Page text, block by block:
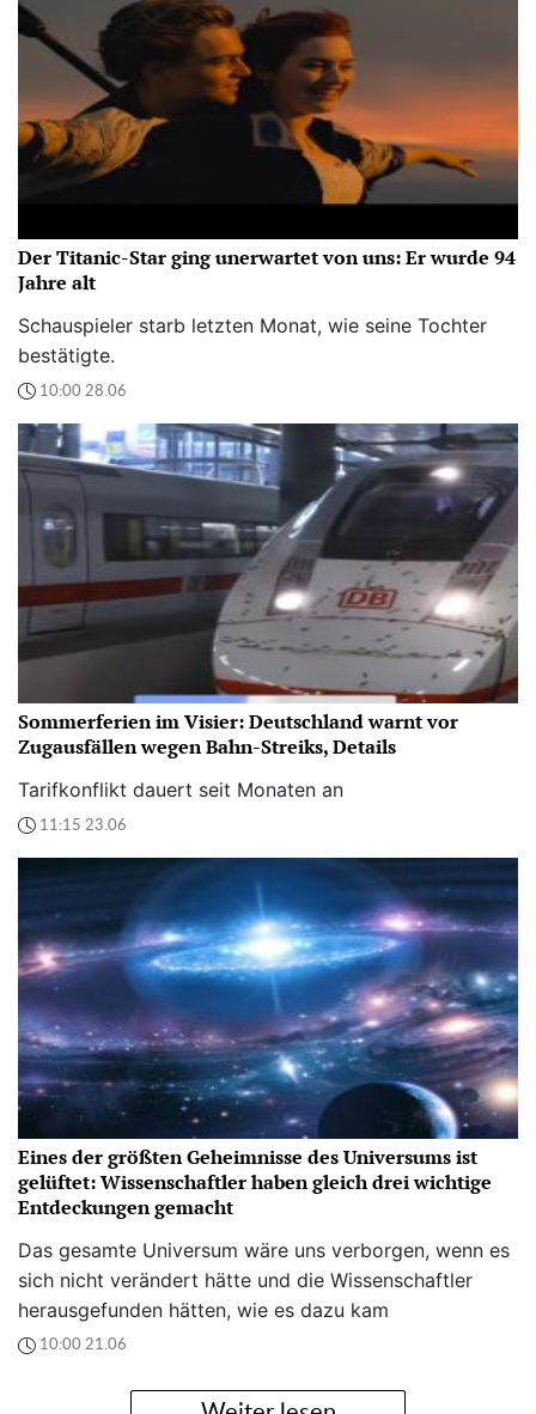
Der Titanic-Star ging unerwartet von uns: Er wurde 94
Jahre alt
Schauspieler starb letzten Monat, wie seine Tochter
bestätigte.
10:00 28.06
Sommerferien im Visier: Deutschland warnt vor
Zugausfällen wegen Bahn-Streiks, Details
Tarifkonflikt dauert seit Monaten an
11:15 23.06
Eines der größten Geheimnisse des Universums ist
gelüftet: Wissenschaftler haben gleich drei wichtige
Entdeckungen gemacht
Das gesamte Universum wäre uns verborgen, wenn es
sich nicht verändert hätte und die Wissenschaftler
herausgefunden hätten, wie es dazu kam
10:00 21.06